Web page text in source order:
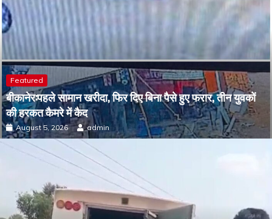
Featured
बीकानेर:पहले सामान खरीदा, फिर दिए बिना पैसे हुए फरार, तीन युवकों
की हरकत कैमरे में कैद
August 5, 2026 admin